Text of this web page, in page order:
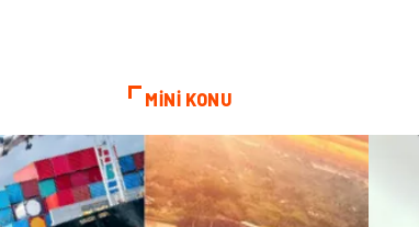
MİNİ KONU